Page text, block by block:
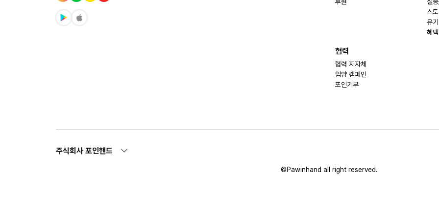
스토
유
혜택
협력
협력 지자체
입양 캠페인
포인기부
주식회사 포인핸드
©Pawinhand all right reserved.